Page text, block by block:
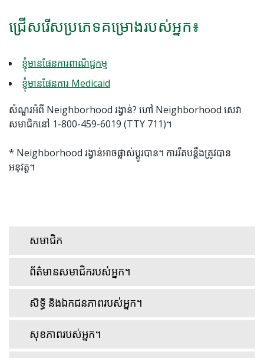
ជ្រើសរើសប្រភេទគម្រោងរបស់អ្នក៖
ខ្ញុំមានផែនការពាណិជ្ជកម្ម
ខ្ញុំមានផែនការ Medicaid
សំណួរអំពី Neighborhood រង្វាន់? ហៅ Neighborhood សេវា
សមាជិកនៅ 1-800-459-6019 (TTY 711)។
* Neighborhood រង្វាន់អាចផ្លាស់ប្តូរបាន។ ការរឹតបន្តឹងត្រូវបាន
អនុវត្ត។
សមាជិក
ព័ត៌មានសមាជិករបស់អ្នក។
សិទ្ធិ និងឯកជនភាពរបស់អ្នក។
សុខភាពរបស់អ្នក។